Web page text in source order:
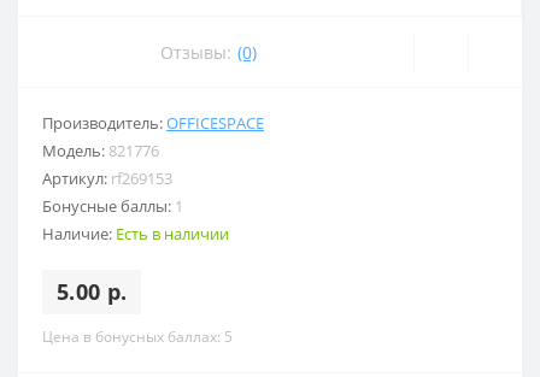
Отзывы: (0)
Производитель:OFFICESPACE
Модель: 821776
Артикул: rf269153
Бонусные баллы: 1
Наличие: Есть в наличии
5.00 р.
Цена в бонусных баллах: 5